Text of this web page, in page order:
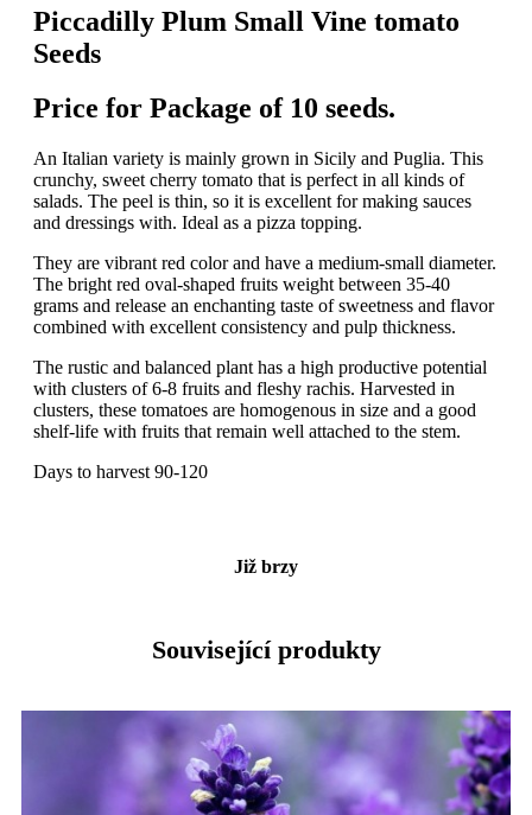
Piccadilly Plum Small Vine tomato
Seeds
Price for Package of 10 seeds.
An Italian variety is mainly grown in Sicily and Puglia. This
crunchy, sweet cherry tomato that is perfect in all kinds of
salads. The peel is thin, so it is excellent for making sauces
and dressings with. Ideal as a pizza topping.
They are vibrant red color and have a medium-small diameter.
The bright red oval-shaped fruits weight between 35-40
grams and release an enchanting taste of sweetness and flavor
combined with excellent consistency and pulp thickness.
The rustic and balanced plant has a high productive potential
with clusters of 6-8 fruits and fleshy rachis. Harvested in
clusters, these tomatoes are homogenous in size and a good
shelf-life with fruits that remain well attached to the stem.
Days to harvest 90-120
Již brzy
Související produkty